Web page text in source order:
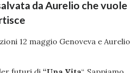
da Aurelio che vuole